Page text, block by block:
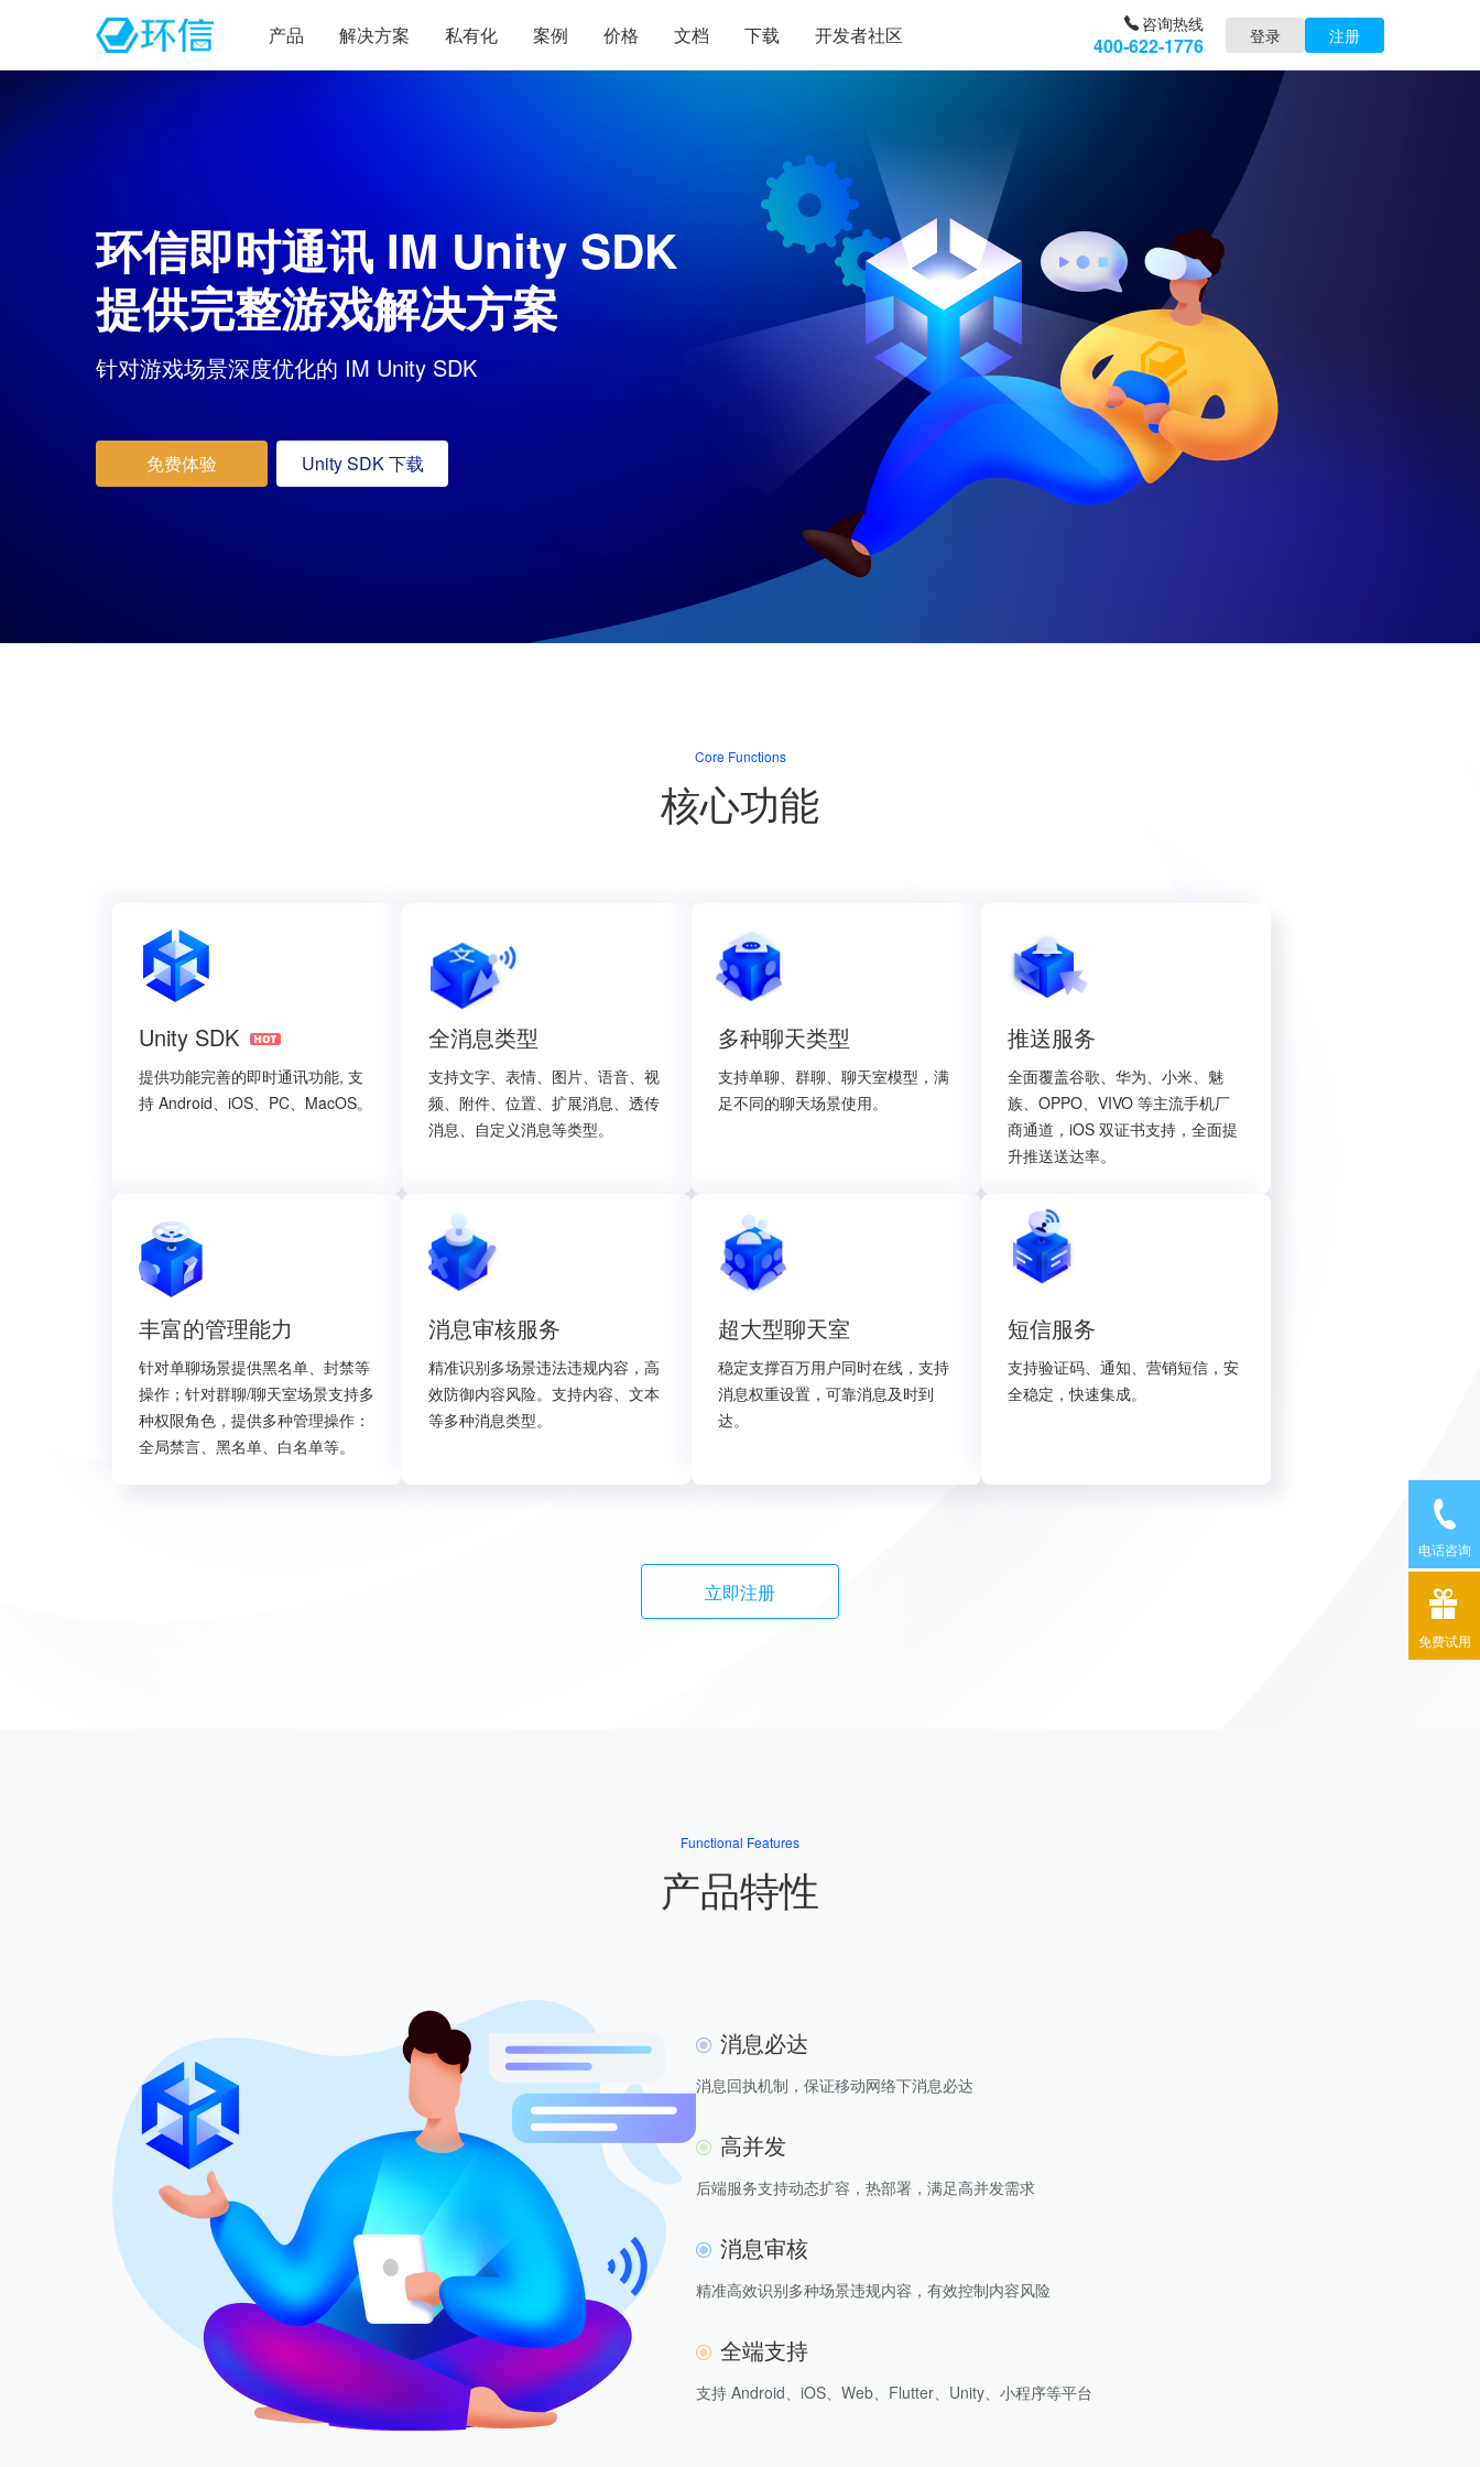
产品 解决方案 私有化 案例 价格 文档 下载 开发者社区 登录 注册
咨询热线
400-622-1776
环信即时通讯 IM Unity SDK
提供完整游戏解决方案
针对游戏场景深度优化的 IM Unity SDK
免费体验 Unity SDK 下载
Core Functions
核心功能
Unity SDK
提供功能完善的即时通讯功能, 支
持 Android、iOS、PC、MacOS。
全消息类型
支持文字、表情、图片、语音、视
频、附件、位置、扩展消息、透传
消息、自定义消息等类型。
多种聊天类型
支持单聊、群聊、聊天室模型，满
足不同的聊天场景使用。
推送服务
全面覆盖谷歌、华为、小米、魅
族、OPPO、VIVO 等主流手机厂
商通道，iOS 双证书支持，全面提
升推送送达率。
丰富的管理能力
针对单聊场景提供黑名单、封禁等
操作；针对群聊/聊天室场景支持多
种权限角色，提供多种管理操作：
全局禁言、黑名单、白名单等。
消息审核服务
精准识别多场景违法违规内容，高
效防御内容风险。支持内容、文本
等多种消息类型。
超大型聊天室
稳定支撑百万用户同时在线，支持
消息权重设置，可靠消息及时到
达。
短信服务
支持验证码、通知、营销短信，安
全稳定，快速集成。
立即注册
Functional Features
产品特性
消息必达
消息回执机制，保证移动网络下消息必达
高并发
后端服务支持动态扩容，热部署，满足高并发需求
消息审核
精准高效识别多种场景违规内容，有效控制内容风险
全端支持
支持 Android、iOS、Web、Flutter、Unity、小程序等平台
电话咨询
免费试用